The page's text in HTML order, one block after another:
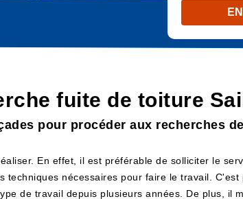
fuite de toiture
pour procéder aux recherches
En effet, il est préférable de solliciter le
nécessaires pour faire le travail.
de travail depuis plusieurs années. De plus, il